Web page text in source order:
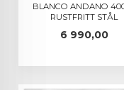
BLANCO ANDANO
RUSTFRITT STÅL
Pris
6 990,00